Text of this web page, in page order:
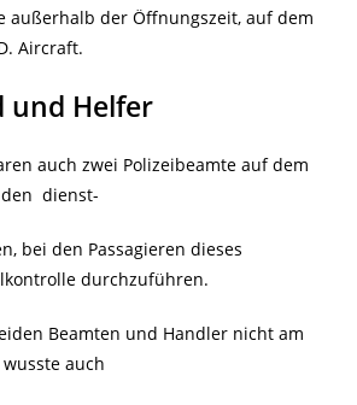
außerhalb der Öffnungszeit, auf dem
Aircraft.
und Helfer
auch zwei Polizeibeamte auf dem
dienst-
bei den Passagieren dieses
durchzuführen.
Beamten und Handler nicht am
auch